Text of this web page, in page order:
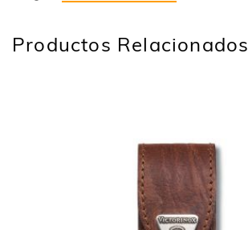
Productos Relacionados